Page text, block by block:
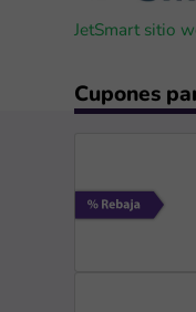
JetSmart sitio
Cupones